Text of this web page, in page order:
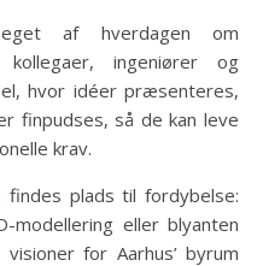
af hverdagen om
ingeniører og
hvor idéer præsenteres,
finpudses, så de kan leve
krav.
plads til fordybelse:
eller blyanten
for Aarhus’ byrum